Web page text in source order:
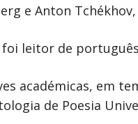
e Anton Tchékhov,
foi leitor de
académicas, em
de Poesia